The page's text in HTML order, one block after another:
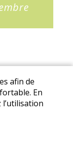
afin de
En